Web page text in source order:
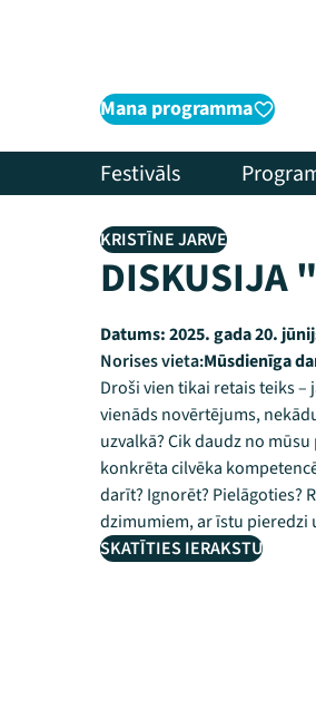
Mana programma
Festivāls
KRISTĪNE JARVE
DISKUSIJA
Datums:2025. gada 20.
Norises vieta:Mūsdienīga
Droši vien tikai retais teiks
vienāds novērtējums,
uzvalkā? Cik daudz no
konkrēta cilvēka
darīt? Ignorēt? Pielāgoties?
dzimumiem, ar īstu pieredzi
SKATĪTIES IERAKSTU